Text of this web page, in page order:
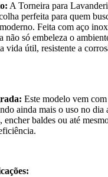
A Torneira para
perfeita para quem
Feita com aço
não só embeleza o
vida útil, resistente a
Este modelo vem
ainda mais o uso no dia
encher baldes ou até